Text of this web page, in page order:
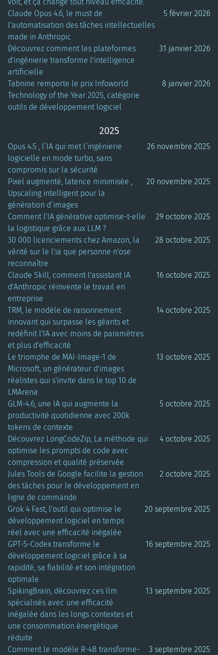
Claude Opus 4.6, le must de
l'automatisation des tâches intellectuelles
made in Anthropic
5 février 2026
Découvrez comment les plateformes
d'ingénierie transforme l'intelligence
artificielle
31 janvier 2026
Tabnine remporte le prix Infoworld
Technology of the Year 2025, catégorie
outils de développement logiciel
8 janvier 2026
2025
Opus 4.5 , l’IA qui met l’ingénierie
logicielle en mode turbo, sans
compromis sur la sécurité
26 novembre 2025
Pixel augmenté, latence minimisée ,
Upscaling intelligent pour la
génération d’images
20 novembre 2025
Comment l'IA générative optimise-t-elle
la logistique grâce aux LLM ?
29 octobre 2025
30 000 licenciements chez Amazon, la
vérité sur le l'ia que personne n'ose
reconnaître
28 octobre 2025
Claude Skill, comment l'assistant IA
d'Anthropic réinvente le travail en
entreprise
16 octobre 2025
TRM, le modèle de raisonnement
innovant qui surpasse les géants et
redéfinit l'IA avec moins de paramètres
et plus d'efficacité
14 octobre 2025
Le triomphe de MAI-Image-1 de
Microsoft, un générateur d'images
réalistes qui s'invite dans le top 10 de
LMArena
13 octobre 2025
GLM-4.6, une IA qui augmente la
productivité quotidienne avec 200k
tokens de contexte
5 octobre 2025
Découvrez LongCodeZip, La méthode qui
optimise les prompts de code avec
compression et qualité préservée
4 octobre 2025
Jules Tools de Google facilite la gestion
des tâches pour le développement en
ligne de commande
2 octobre 2025
Grok 4 Fast, l'outil qui optimise le
développement logiciel en temps
réel avec une efficacité inégalée
20 septembre 2025
GPT-5-Codex transforme le
développement logiciel grâce à sa
rapidité, sa fiabilité et son intégration
optimale
16 septembre 2025
SpikingBrain, découvrez ces llm
spécialisés avec une efficacité
inégalée dans les longs contextes et
une consommation énergétique
réduite
13 septembre 2025
Comment le modèle R-4B transforme-
3 septembre 2025